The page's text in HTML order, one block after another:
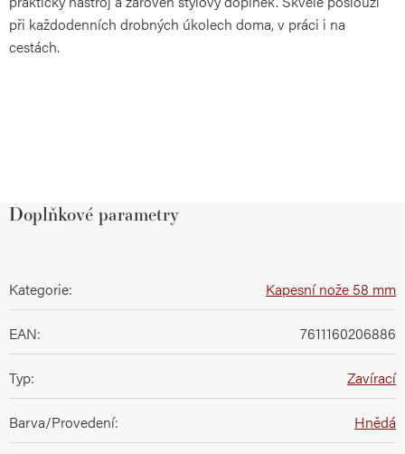
při každodenních drobných úkolech doma, v práci i na
cestách.
Doplňkové parametry
Kategorie: Kapesní nože 58 mm
EAN: 7611160206886
Typ: Zavírací
Barva/Provedení: Hnědá